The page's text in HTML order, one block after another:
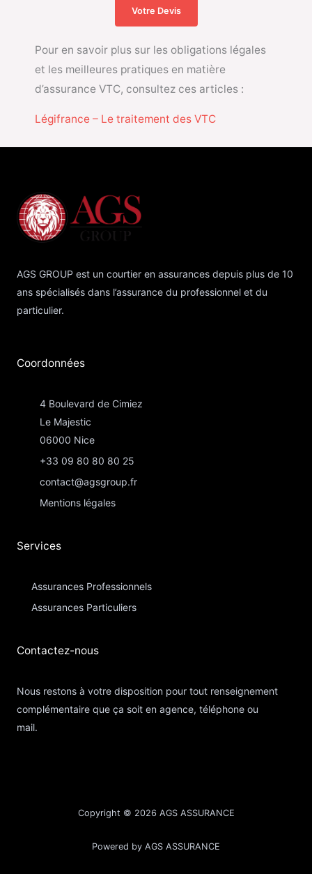
Votre Devis
Pour en savoir plus sur les obligations légales
et les meilleures pratiques en matière
d’assurance VTC, consultez ces articles :
Légifrance – Le traitement des VTC
AGS GROUP est un courtier en assurances depuis plus de 10
ans spécialisés dans l’assurance du professionnel et du
particulier.
Coordonnées​
4 Boulevard de Cimiez
Le Majestic
06000 Nice
+33 09 80 80 80 25
contact@agsgroup.fr
Mentions légales
Services
Assurances Professionnels
Assurances Particuliers​
Contactez-nous​
Nous restons à votre disposition pour tout renseignement
complémentaire que ça soit en agence, téléphone ou
mail.
Copyright © 2026 AGS ASSURANCE
Powered by AGS ASSURANCE